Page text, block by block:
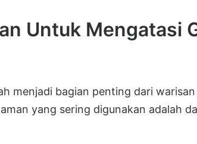
Untuk Mengatasi
menjadi bagian penting dari
yang sering digunakan adalah